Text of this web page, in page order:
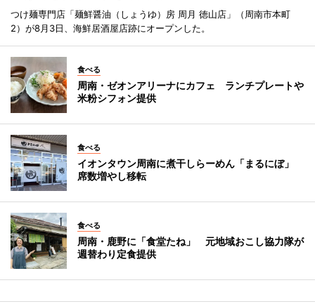
つけ麺専門店「麺鮮醤油（しょうゆ）房 周月 徳山店」（周南市本町
2）が8月3日、海鮮居酒屋店跡にオープンした。
食べる
周南・ゼオンアリーナにカフェ ランチプレートや
米粉シフォン提供
食べる
イオンタウン周南に煮干しらーめん「まるにぼ」
席数増やし移転
食べる
周南・鹿野に「食堂たね」 元地域おこし協力隊が
週替わり定食提供